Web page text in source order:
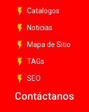
flash_on Catalogos
flash_on Noticias
flash_on Mapa de Sitio
flash_on TAGs
flash_on SEO
Contáctanos